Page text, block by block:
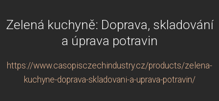
Zelená kuchyně: Doprava, skladování
a úprava potravin
https://www.casopisczechindustry.cz/products/zelena-
kuchyne-doprava-skladovani-a-uprava-potravin/